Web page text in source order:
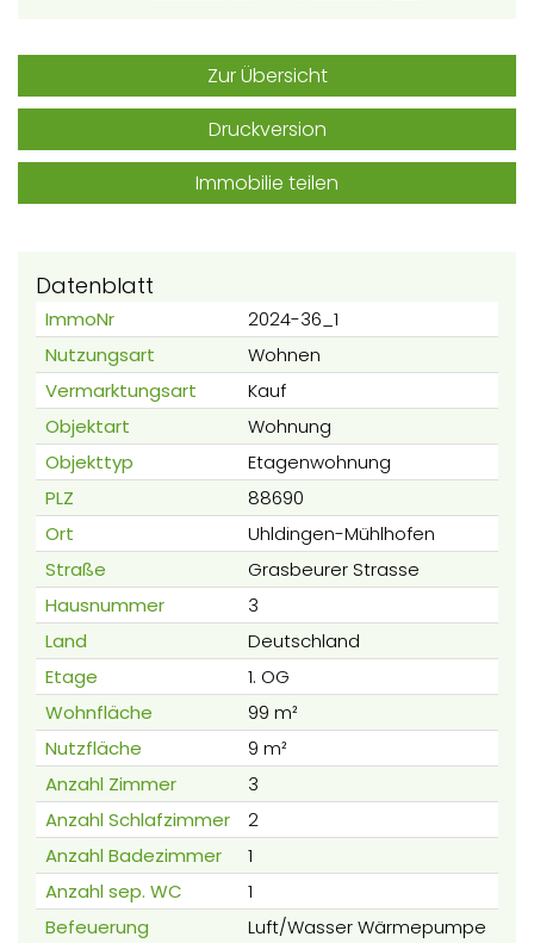
Zur Übersicht
Druckversion
Immobilie teilen
Datenblatt
ImmoNr
2024-36_1
Nutzungsart
Wohnen
Vermarktungsart
Kauf
Objektart
Wohnung
Objekttyp
Etagenwohnung
PLZ
88690
Ort
Uhldingen-Mühlhofen
Straße
Grasbeurer Strasse
Hausnummer
3
Land
Deutschland
Etage
1. OG
Wohnfläche
99 m²
Nutzfläche
9 m²
Anzahl Zimmer
3
Anzahl Schlafzimmer
2
Anzahl Badezimmer
1
Anzahl sep. WC
1
Befeuerung
Luft/Wasser Wärmepumpe